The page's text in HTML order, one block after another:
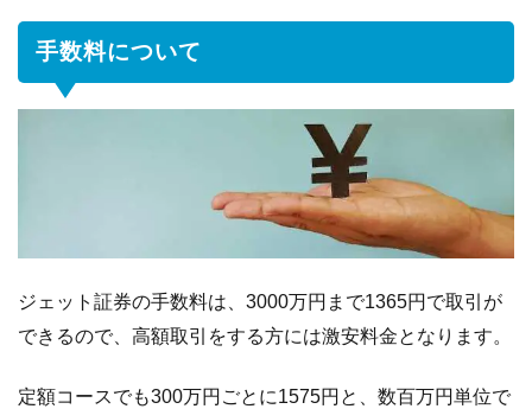
手数料について
ジェット証券の手数料は、3000万円まで1365円で取引が
できるので、高額取引をする方には激安料金となります。
定額コースでも300万円ごとに1575円と、数百万円単位で